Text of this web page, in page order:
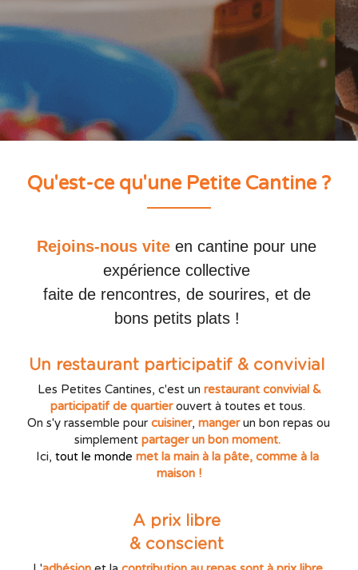
Rejoins-nous vite en cantine pour une
expérience collective
faite de rencontres, de sourires, et de
bons petits plats !
Un restaurant participatif & convivial
Les Petites Cantines, c'est un restaurant convivial &
participatif de quartier ouvert à toutes et tous.
On s'y rassemble pour cuisiner, manger un bon repas ou
simplement partager un bon moment.
Ici, tout le monde met la main à la pâte, comme à la
maison !
A prix libre
& conscient